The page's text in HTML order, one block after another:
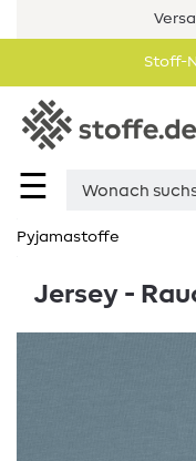
Stoff-
☰
Pyjamastoffe
Jersey -